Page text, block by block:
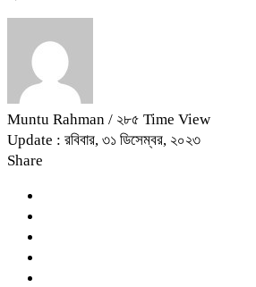
Muntu Rahman / ২৮৫ Time View
Update : রবিবার, ৩১ ডিসেম্বর, ২০২৩
Share